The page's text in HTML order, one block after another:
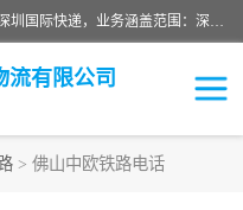
深圳市鑫飞速国际物流有限公司是一家从事深圳国际快递，业务涵盖范围：深圳DHL国际快递、深圳国际快递公司、深圳国际物流公司、深圳国际快递、深圳DHL国际快递电话可拨打全国服务热线：15019287411。欢迎各位亲来人来电到我司洽谈合作。
流有限公司
> 佛山中欧铁路电话